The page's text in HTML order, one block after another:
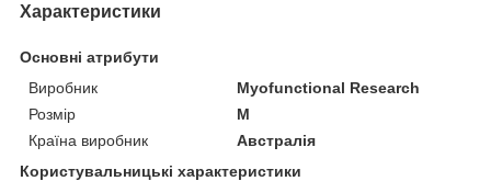
Характеристики
Основні атрибути
Виробник
Myofunctional Research
Розмір
M
Країна виробник
Австралія
Користувальницькі характеристики